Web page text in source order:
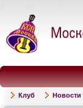
Клуб Новости